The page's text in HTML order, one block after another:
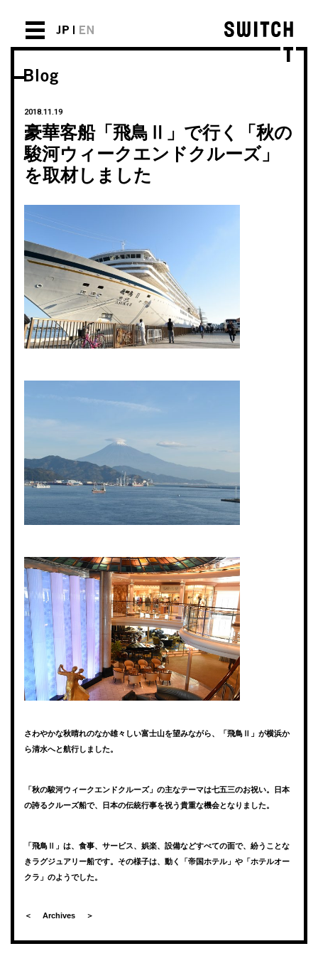
2018.11.19
豪華客船「飛鳥Ⅱ」で行く「秋の
駿河ウィークエンドクルーズ」
を取材しました
さわやかな秋晴れのなか雄々しい富士山を望みながら、「飛鳥Ⅱ」が横浜か
ら清水へと航行しました。
「秋の駿河ウィークエンドクルーズ」の主なテーマは七五三のお祝い。日本
の誇るクルーズ船で、日本の伝統行事を祝う貴重な機会となりました。
「飛鳥Ⅱ」は、食事、サービス、娯楽、設備などすべての面で、紛うことな
きラグジュアリー船です。その様子は、動く「帝国ホテル」や「ホテルオー
クラ」のようでした。
＜ Archives ＞